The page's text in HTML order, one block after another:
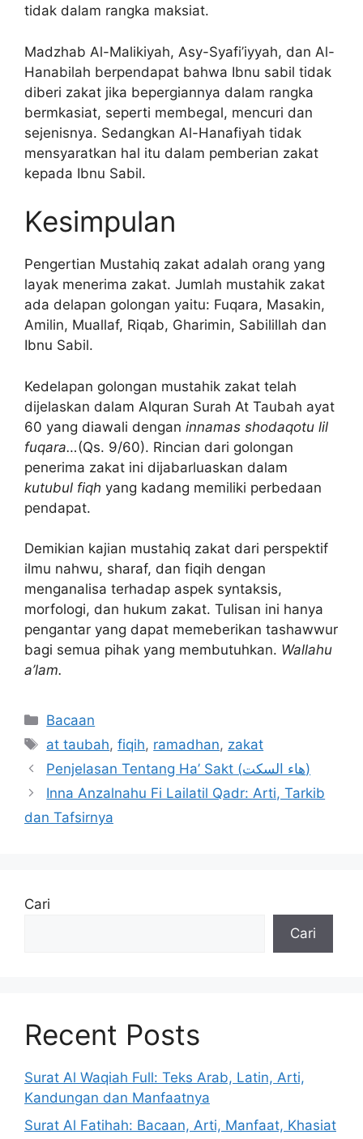
tidak dalam rangka maksiat.
Madzhab Al-Malikiyah, Asy-Syafi’iyyah, dan Al-
Hanabilah berpendapat bahwa Ibnu sabil tidak
diberi zakat jika bepergiannya dalam rangka
bermkasiat, seperti membegal, mencuri dan
sejenisnya. Sedangkan Al-Hanafiyah tidak
mensyaratkan hal itu dalam pemberian zakat
kepada Ibnu Sabil.
Kesimpulan
Pengertian Mustahiq zakat adalah orang yang
layak menerima zakat. Jumlah mustahik zakat
ada delapan golongan yaitu: Fuqara, Masakin,
Amilin, Muallaf, Riqab, Gharimin, Sabilillah dan
Ibnu Sabil.
Kedelapan golongan mustahik zakat telah
dijelaskan dalam Alquran Surah At Taubah ayat
60 yang diawali dengan innamas shodaqotu lil
fuqara…(Qs. 9/60). Rincian dari golongan
penerima zakat ini dijabarluaskan dalam
kutubul fiqh yang kadang memiliki perbedaan
pendapat.
Demikian kajian mustahiq zakat dari perspektif
ilmu nahwu, sharaf, dan fiqih dengan
menganalisa terhadap aspek syntaksis,
morfologi, dan hukum zakat. Tulisan ini hanya
pengantar yang dapat memeberikan tashawwur
bagi semua pihak yang membutuhkan. Wallahu
a’lam.
Kategori
Bacaan
Tag
at taubah,fiqih, ramadhan, zakat
Penjelasan Tentang Ha’ Sakt (هاء السكت)
Inna Anzalnahu Fi Lailatil Qadr: Arti, Tarkib
dan Tafsirnya
Cari
Cari
Recent Posts
Surat Al Waqiah Full: Teks Arab, Latin, Arti,
Kandungan dan Manfaatnya
Surat Al Fatihah: Bacaan, Arti, Manfaat, Khasiat